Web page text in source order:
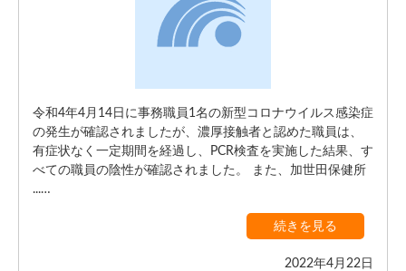
令和4年4月14日に事務職員1名の新型コロナウイルス感染症
の発生が確認されましたが、濃厚接触者と認めた職員は、
有症状なく一定期間を経過し、PCR検査を実施した結果、す
べての職員の陰性が確認されました。 また、加世田保健所
...…
続きを見る
2022年4月22日